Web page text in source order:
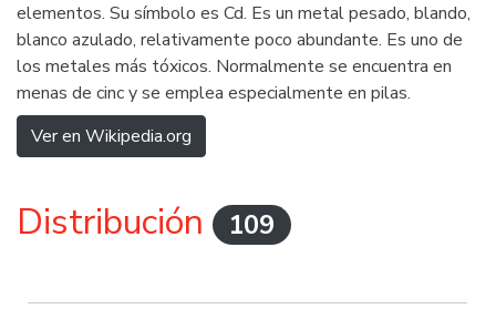
elementos. Su símbolo es Cd. Es un metal pesado, blando,
blanco azulado, relativamente poco abundante. Es uno de
los metales más tóxicos. Normalmente se encuentra en
menas de cinc y se emplea especialmente en pilas.
Ver en Wikipedia.org
Distribución 109